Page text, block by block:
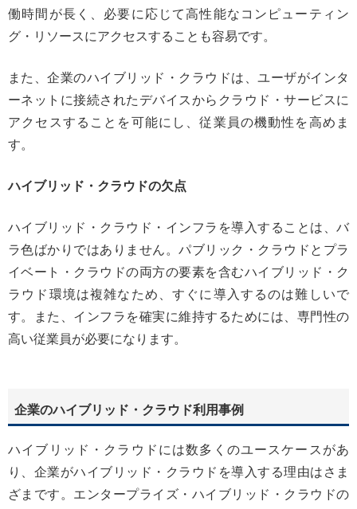
働時間が長く、必要に応じて高性能なコンピューティン
グ・リソースにアクセスすることも容易です。
また、企業のハイブリッド・クラウドは、ユーザがインタ
ーネットに接続されたデバイスからクラウド・サービスに
アクセスすることを可能にし、従業員の機動性を高めま
す。
ハイブリッド・クラウドの欠点
ハイブリッド・クラウド・インフラを導入することは、バ
ラ色ばかりではありません。パブリック・クラウドとプラ
イベート・クラウドの両方の要素を含むハイブリッド・ク
ラウド環境は複雑なため、すぐに導入するのは難しいで
す。また、インフラを確実に維持するためには、専門性の
高い従業員が必要になります。
企業のハイブリッド・クラウド利用事例
ハイブリッド・クラウドには数多くのユースケースがあ
り、企業がハイブリッド・クラウドを導入する理由はさま
ざまです。エンタープライズ・ハイブリッド・クラウドの